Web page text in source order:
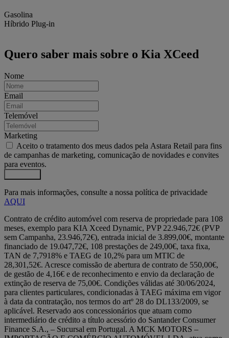
Gasolina
Híbrido Plug-in
Quero saber mais sobre o Kia XCeed
Nome
Email
Telemóvel
Marketing
Aceito o tratamento dos meus dados pela Astara Retail para fins
de campanhas de marketing, comunicação de novidades e convites
para eventos.
Para mais informações, consulte a nossa política de privacidade
AQUI
Contrato de crédito automóvel com reserva de propriedade para 108
meses, exemplo para KIA Xceed Dynamic, PVP 22.946,72€ (PVP
sem Campanha, 23.946,72€), entrada inicial de 3.899,00€, montante
financiado de 19.047,72€, 108 prestações de 249,00€, taxa fixa,
TAN de 7,7918% e TAEG de 10,2% para um MTIC de
28,301,52€. Acresce comissão de abertura de contrato de 550,00€,
de gestão de 4,16€ e de reconhecimento e envio da declaração de
extinção de reserva de 75,00€. Condições válidas até 30/06/2024,
para clientes particulares, condicionadas à TAEG máxima em vigor
à data da contratação, nos termos do artº 28 do DL133/2009, se
aplicável. Reservado aos concessionários que atuam como
intermediário de crédito a título acessório do Santander Consumer
Finance S.A., – Sucursal em Portugal. A MCK MOTORS –